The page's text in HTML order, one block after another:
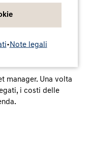
manager. Una volta
i costi delle
• Note legali